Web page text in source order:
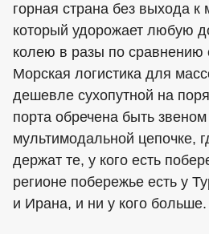
горная страна без выхода
который удорожает любую
колею в разы по сравнению
Морская логистика для
дешевле сухопутной на
порта обречена быть
мультимодальной цепочке,
держат те, у кого есть
регионе побережье есть у
и Ирана, и ни у кого больше.